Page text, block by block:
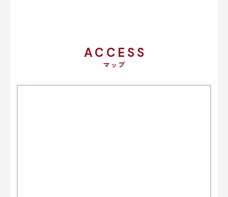
ACCESS
マップ